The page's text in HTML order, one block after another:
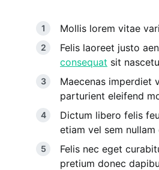
Mollis lorem vitae
Felis laoreet justo
consequat sit
Maecenas imperdiet
parturient eleifend
Dictum libero felis
etiam vel sem nullam
Felis nec eget
pretium donec